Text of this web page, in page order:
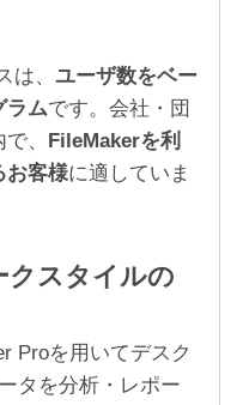
は、 ユーザ数をベー
ラムです。会社・団
、
FileMakerを利
お客様に適していま
クスタイルの
Proを用いてデスク
タを分析・レポー